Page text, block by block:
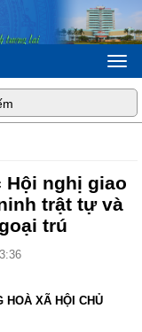
Hội nghị giao
trật tự và
trú
HOÀ XÃ HỘI CHỦ